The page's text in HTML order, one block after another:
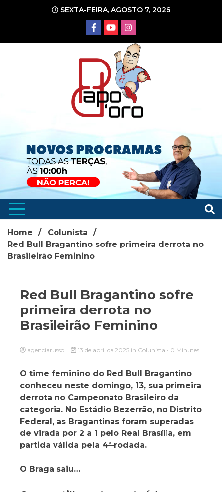
conteúdo
SEXTA-FEIRA, AGOSTO 7, 2026
Home
Colunista
Red Bull Bragantino sofre primeira derrota no
Brasileirão Feminino
Red Bull Bragantino sofre
primeira derrota no
Brasileirão Feminino
agenciarusso 13 de abril de 2025 in Colunista - 0 Minutes
O time feminino do Red Bull Bragantino
conheceu neste domingo, 13, sua primeira
derrota no Campeonato Brasileiro da
categoria. No Estádio Bezerrão, no Distrito
Federal, as Bragantinas foram superadas
de virada por 2 a 1 pelo Real Brasília, em
partida válida pela 4ªrodada.
O Braga saiu…